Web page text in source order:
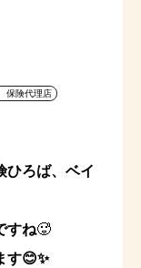
保険代理店
ひろば、ベイ
すね🥵
す😊✨